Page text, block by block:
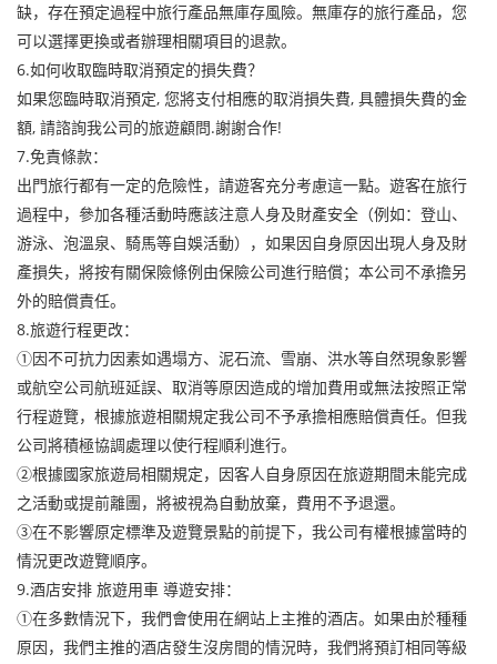
缺，存在預定過程中旅行產品無庫存風險。無庫存的旅行產品，您
可以選擇更換或者辦理相關項目的退款。
6.如何收取臨時取消預定的損失費？
如果您臨時取消預定, 您將支付相應的取消損失費, 具體損失費的金
額, 請諮詢我公司的旅遊顧問.謝謝合作!
7.免責條款：
出門旅行都有一定的危險性，請遊客充分考慮這一點。遊客在旅行
過程中，參加各種活動時應該注意人身及財產安全（例如：登山、
游泳、泡溫泉、騎馬等自娛活動），如果因自身原因出現人身及財
產損失，將按有關保險條例由保險公司進行賠償；本公司不承擔另
外的賠償責任。
8.旅遊行程更改：
①因不可抗力因素如遇塌方、泥石流、雪崩、洪水等自然現象影響
或航空公司航班延誤、取消等原因造成的增加費用或無法按照正常
行程遊覽，根據旅遊相關規定我公司不予承擔相應賠償責任。但我
公司將積極協調處理以使行程順利進行。
②根據國家旅遊局相關規定，因客人自身原因在旅遊期間未能完成
之活動或提前離團，將被視為自動放棄，費用不予退還。
③在不影響原定標準及遊覽景點的前提下，我公司有權根據當時的
情況更改遊覽順序。
9.酒店安排 旅遊用車 導遊安排：
①在多數情況下，我們會使用在網站上主推的酒店。如果由於種種
原因，我們主推的酒店發生沒房間的情況時，我們將預訂相同等級